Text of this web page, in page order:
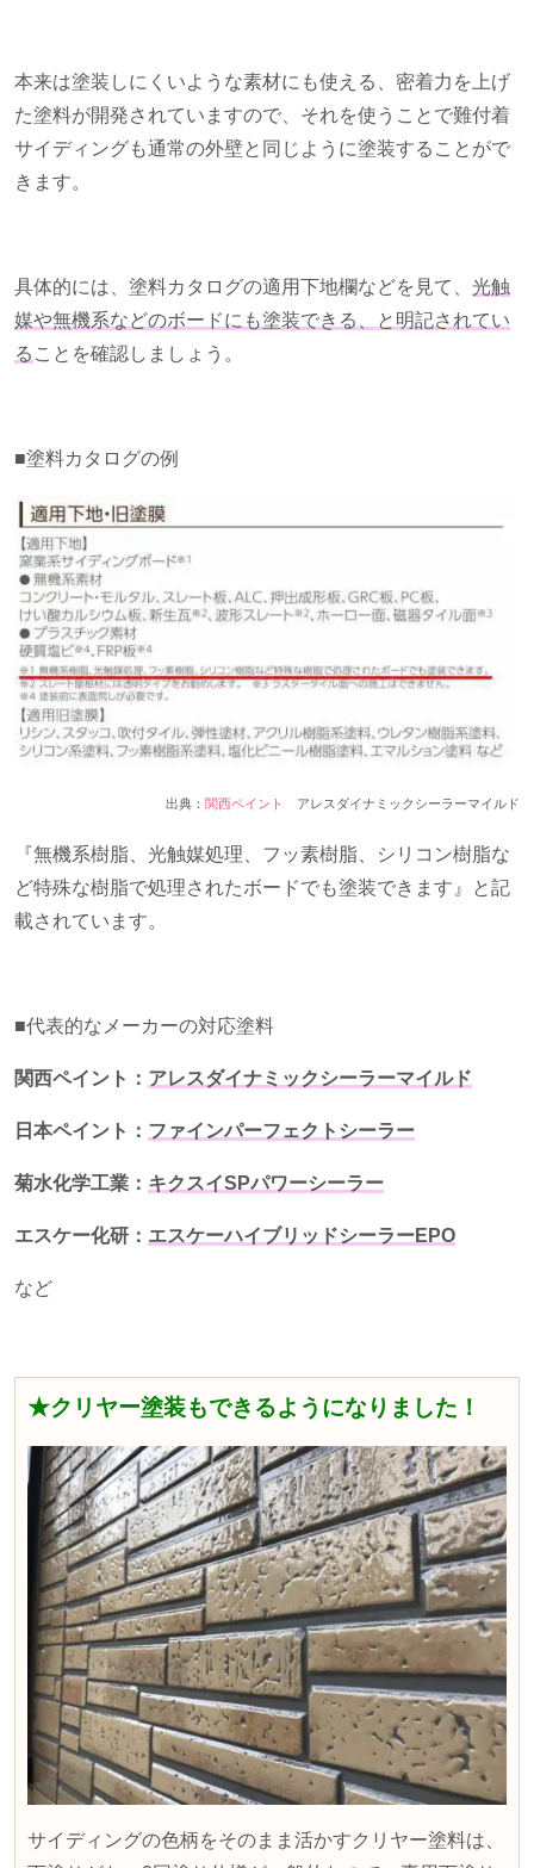
本来は塗装しにくいような素材にも使える、密着力を上げ
た塗料が開発されていますので、それを使うことで難付着
サイディングも通常の外壁と同じように塗装することがで
きます。
具体的には、塗料カタログの適用下地欄などを見て、 光触
媒や無機系などのボードにも塗装できる、と明記されてい
る ことを確認しましょう。
■塗料カタログの例
出典： 関西ペイント アレスダイナミックシーラーマイルド
『無機系樹脂、光触媒処理、フッ素樹脂、シリコン樹脂な
ど特殊な樹脂で処理されたボードでも塗装できます』と記
載されています。
■代表的なメーカーの対応塗料
関西ペイント： アレスダイナミックシーラーマイルド
日本ペイント： ファインパーフェクトシーラー
菊水化学工業： キクスイSPパワーシーラー
エスケー化研： エスケーハイブリッドシーラーEPO
など
★クリヤー塗装もできるようになりました！
サイディングの色柄をそのまま活かすクリヤー塗料は、